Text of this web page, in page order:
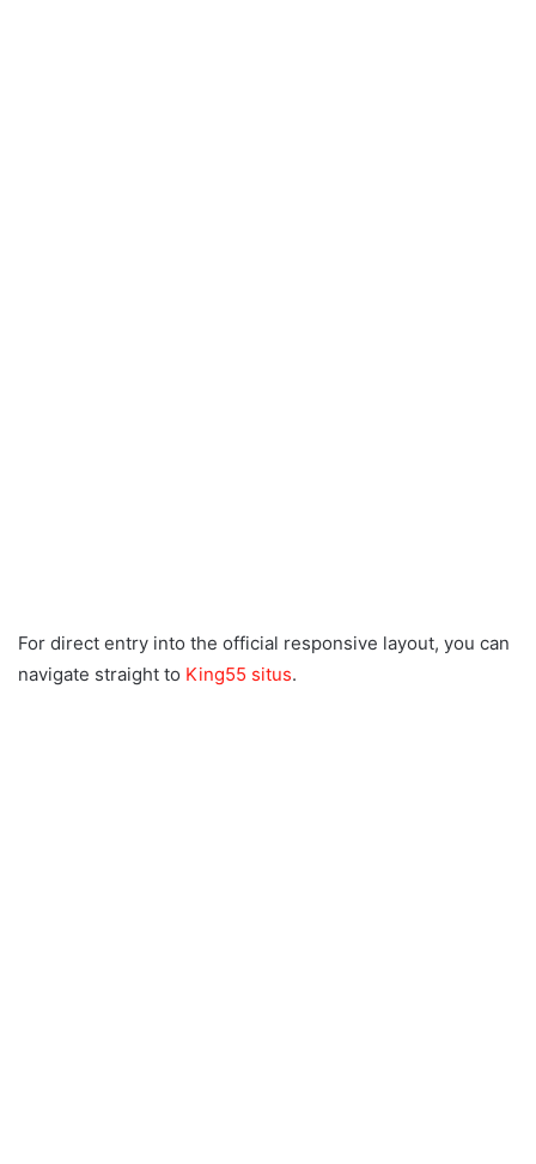
For direct entry into the official responsive layout, you can
navigate straight to King55 situs.